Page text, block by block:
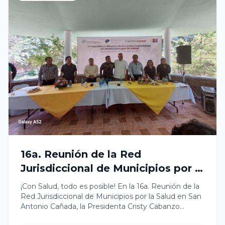
16a. Reunión de la Red
Jurisdiccional de Municipios por la
Salud
¡Con Salud, todo es posible! En la 16a. Reunión de la
Red Jurisdiccional de Municipios por la Salud en San
Antonio Cañada, la Presidenta Cristy Cabanzo